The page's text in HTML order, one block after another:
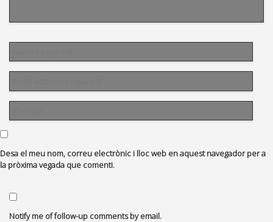
Desa el meu nom, correu electrònic i lloc web en aquest navegador per a
la pròxima vegada que comenti.
Notify me of follow-up comments by email.